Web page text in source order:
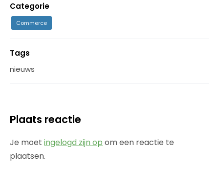
Categorie
Commerce
Tags
nieuws
Plaats reactie
Je moet ingelogd zijn op om een reactie te
plaatsen.